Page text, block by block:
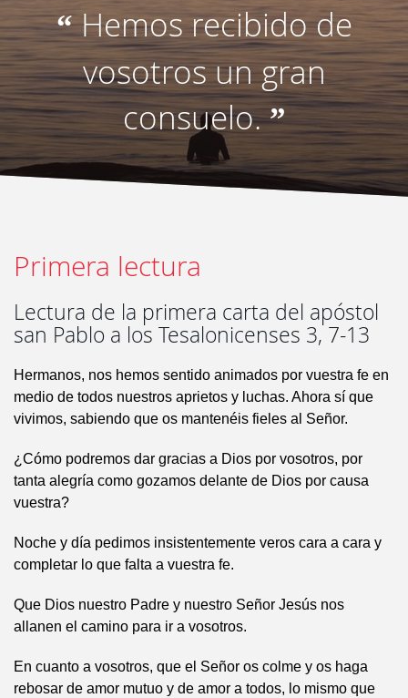
“Hemos recibido de
vosotros un gran
consuelo.”
Primera lectura
Lectura de la primera carta del apóstol
san Pablo a los Tesalonicenses 3, 7-13
Hermanos, nos hemos sentido animados por vuestra fe en
medio de todos nuestros aprietos y luchas. Ahora sí que
vivimos, sabiendo que os mantenéis fieles al Señor.
¿Cómo podremos dar gracias a Dios por vosotros, por
tanta alegría como gozamos delante de Dios por causa
vuestra?
Noche y día pedimos insistentemente veros cara a cara y
completar lo que falta a vuestra fe.
Que Dios nuestro Padre y nuestro Señor Jesús nos
allanen el camino para ir a vosotros.
En cuanto a vosotros, que el Señor os colme y os haga
rebosar de amor mutuo y de amor a todos, lo mismo que